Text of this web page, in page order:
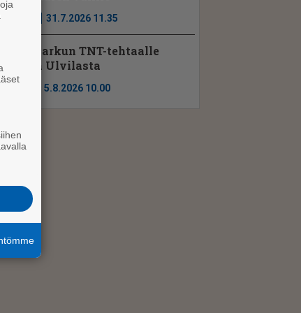
31.7.2026 11.35
Noormarkun TNT-tehtaalle
johtaja Ulvilasta
5.8.2026 10.00